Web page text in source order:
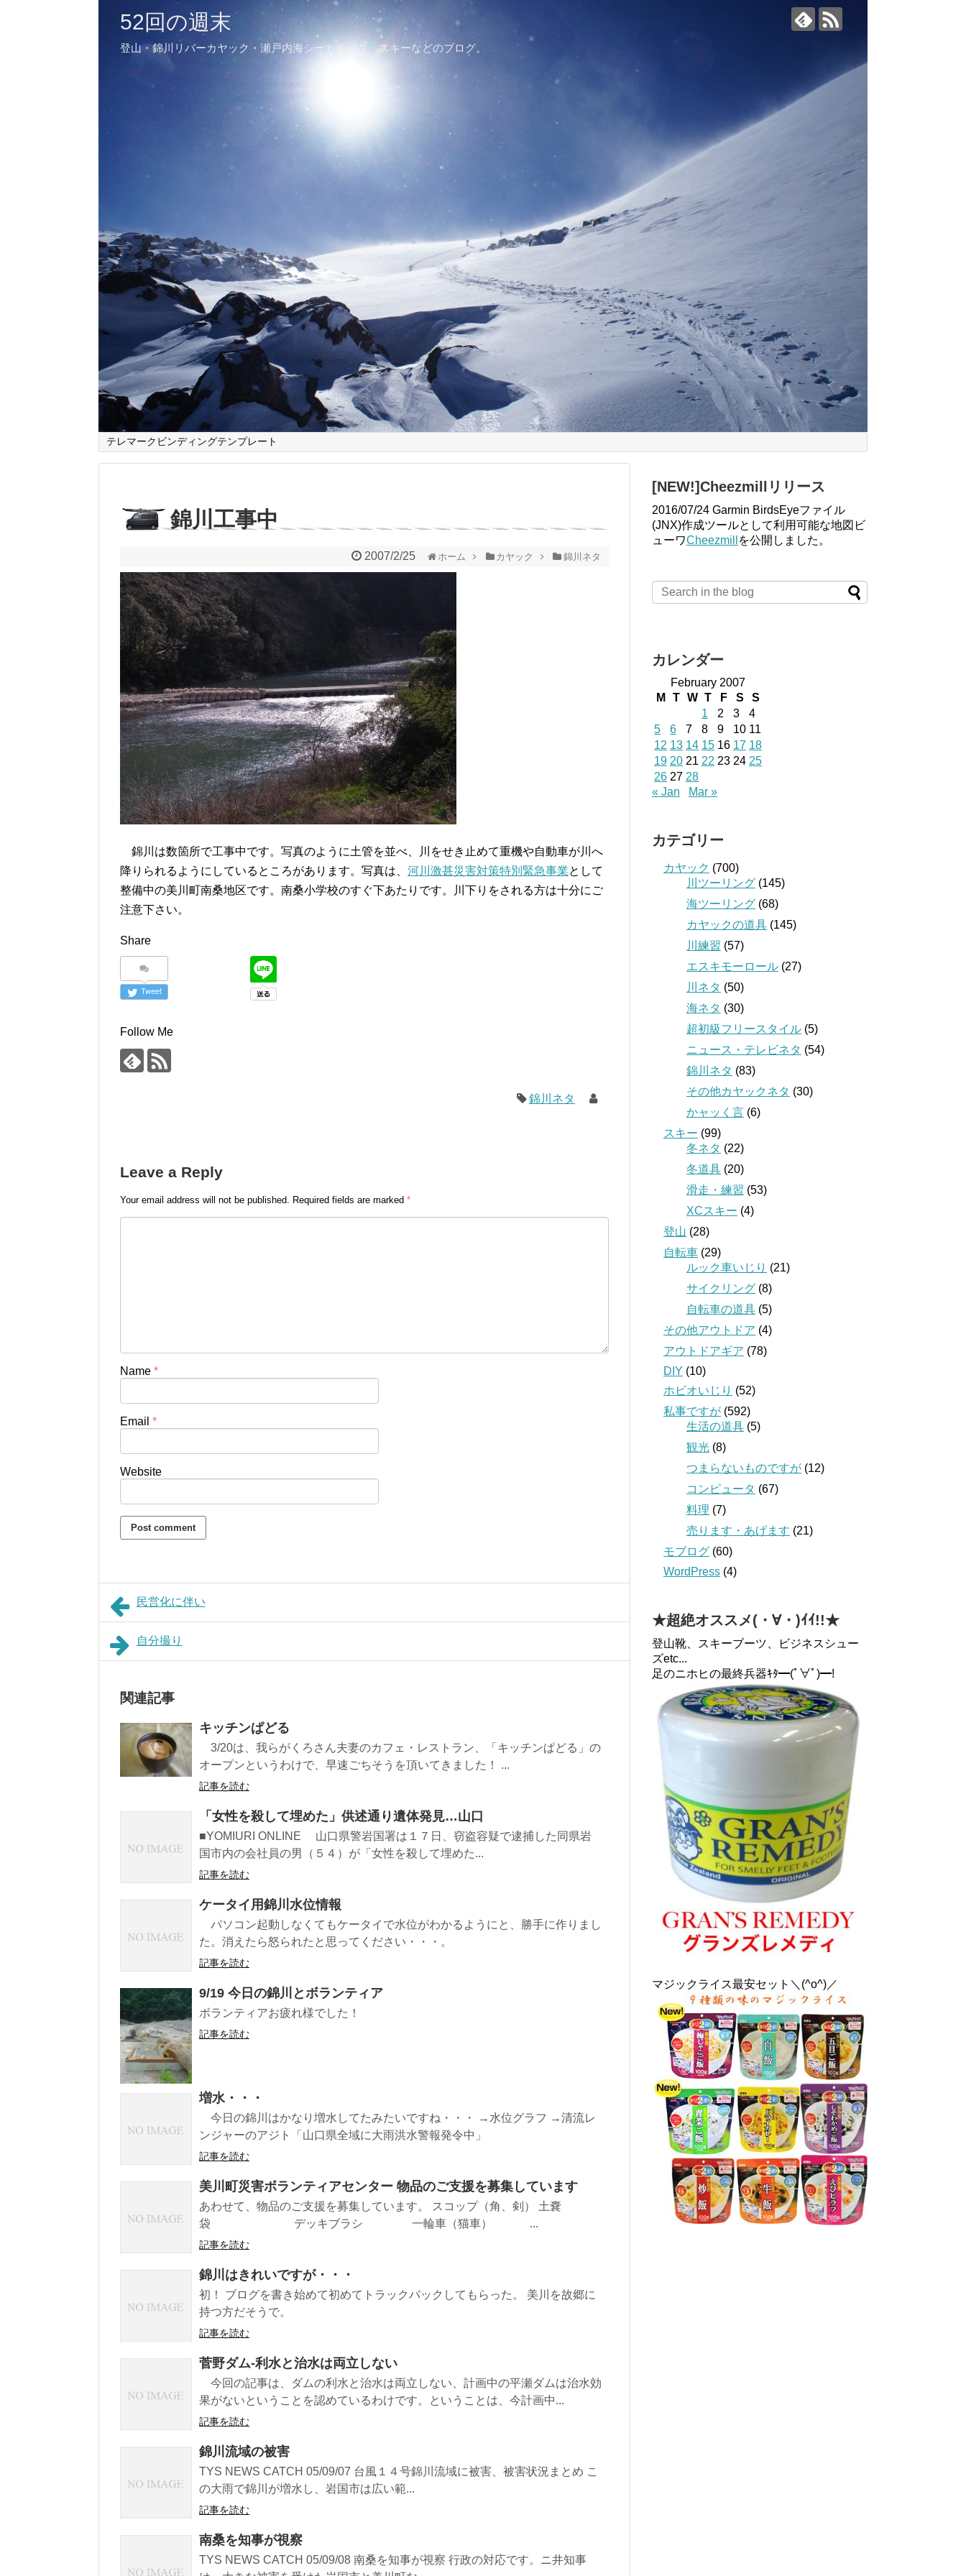
52回の週末
登山・錦川リバーカヤック・瀬戸内海シーカヤック・スキーなどのブログ。
テレマークビンディングテンプレート
錦川工事中
2007/2/25 ホーム カヤック 錦川ネタ
錦川は数箇所で工事中です。写真のように土管を並べ、川をせき止めて重機や自動車が川へ
降りられるようにしているところがあります。写真は、 河川激甚災害対策特別緊急事業として
整備中の美川町南桑地区です。南桑小学校のすぐ下あたりです。川下りをされる方は十分にご
注意下さい。
Share
Tweet
Follow Me
錦川ネタ
Leave a Reply
Your email address will not be published. Required fields are marked *
Name *
Email *
Website
民営化に伴い
自分撮り
関連記事
キッチンぱどる
3/20は、我らがくろさん夫妻のカフェ・レストラン、「キッチンぱどる」の
オープンというわけで、早速ごちそうを頂いてきました！ ...
記事を読む
「女性を殺して埋めた」供述通り遺体発見…山口
■YOMIURI ONLINE 山口県警岩国署は１７日、窃盗容疑で逮捕した同県岩
国市内の会社員の男（５４）が「女性を殺して埋めた...
記事を読む
ケータイ用錦川水位情報
パソコン起動しなくてもケータイで水位がわかるようにと、勝手に作りまし
た。消えたら怒られたと思ってください・・・。
記事を読む
9/19 今日の錦川とボランティア
ボランティアお疲れ様でした！
記事を読む
増水・・・
今日の錦川はかなり増水してたみたいですね・・・ →水位グラフ →清流レ
ンジャーのアジト「山口県全域に大雨洪水警報発令中」
記事を読む
美川町災害ボランティアセンター 物品のご支援を募集しています
あわせて、物品のご支援を募集しています。 スコップ（角、剣） 土嚢
袋 デッキブラシ 一輪車（猫車） ...
記事を読む
錦川はきれいですが・・・
初！ ブログを書き始めて初めてトラックバックしてもらった。 美川を故郷に
持つ方だそうで。
記事を読む
菅野ダム-利水と治水は両立しない
今回の記事は、ダムの利水と治水は両立しない、計画中の平瀬ダムは治水効
果がないということを認めているわけです。ということは、今計画中...
記事を読む
錦川流域の被害
TYS NEWS CATCH 05/09/07 台風１４号錦川流域に被害、被害状況まとめ こ
の大雨で錦川が増水し、岩国市は広い範...
記事を読む
南桑を知事が視察
TYS NEWS CATCH 05/09/08 南桑を知事が視察 行政の対応です。ニ井知事
[NEW!]Cheezmillリリース
2016/07/24 Garmin BirdsEyeファイル
(JNX)作成ツールとして利用可能な地図ビ
ューワCheezmill を公開しました。
カレンダー
February 2007
M
T W T F S
S
1
2 3
4
5
6 7 8 9 10 11
12 13 14 15 16 17 18
19 20 21 22 23 24 25
26 27 28
« Jan
Mar »
カテゴリー
カヤック (700)
川ツーリング (145)
海ツーリング (68)
カヤックの道具 (145)
川練習 (57)
エスキモーロール (27)
川ネタ (50)
海ネタ (30)
超初級フリースタイル (5)
ニュース・テレビネタ (54)
錦川ネタ (83)
その他カヤックネタ (30)
かャッく言 (6)
スキー (99)
冬ネタ (22)
冬道具 (20)
滑走・練習 (53)
XCスキー (4)
登山 (28)
自転車 (29)
ルック車いじり (21)
サイクリング (8)
自転車の道具 (5)
その他アウトドア (4)
アウトドアギア (78)
DIY (10)
ホビオいじり (52)
私事ですが (592)
生活の道具 (5)
観光 (8)
つまらないものですが (12)
コンピュータ (67)
料理 (7)
売ります・あげます (21)
モブログ (60)
WordPress (4)
★超絶オススメ(・∀・)ｲｲ!!★
登山靴、スキーブーツ、ビジネスシュー
ズetc...
足のニホヒの最終兵器ｷﾀ━(ﾟ∀ﾟ)━!
マジックライス最安セット＼(^o^)／